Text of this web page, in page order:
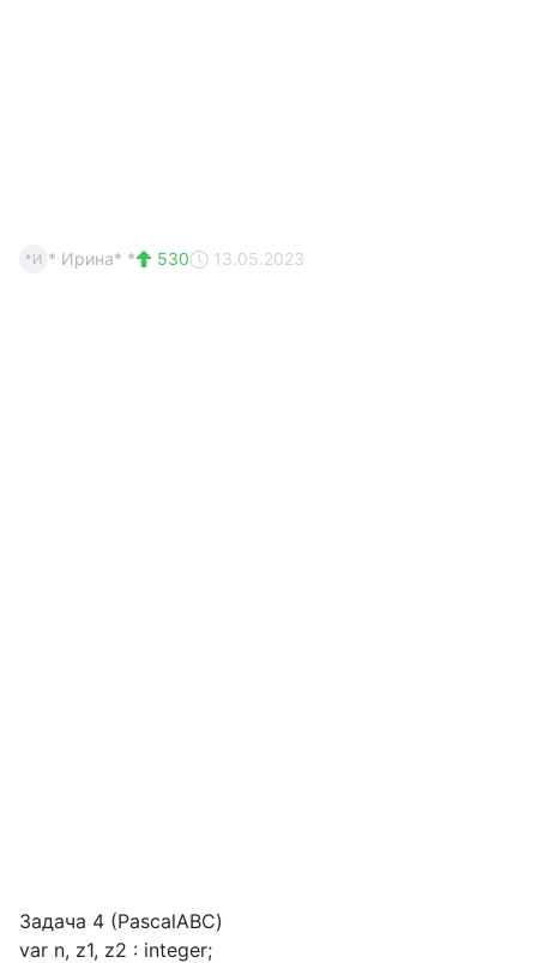
*И * Ирина* * 530 13.05.2023
Задача 4 (PascalABC)
var n, z1, z2 : integer;